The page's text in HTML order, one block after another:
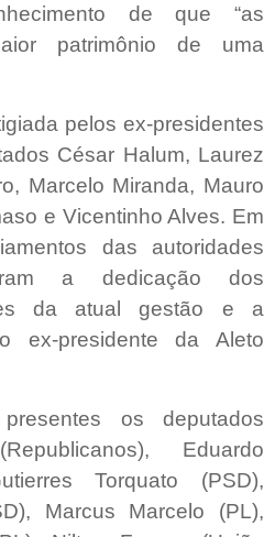
de que “as
patrimônio de uma
pelos ex-presidentes
César Halum, Laurez
Marcelo Miranda, Mauro
e Vicentinho Alves. Em
das autoridades
a dedicação dos
da atual gestão e a
ex-presidente da Aleto
os deputados
Eduardo
Torquato (PSD),
Marcus Marcelo (PL),